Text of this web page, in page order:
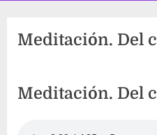
Meditación. Del
Meditación. Del